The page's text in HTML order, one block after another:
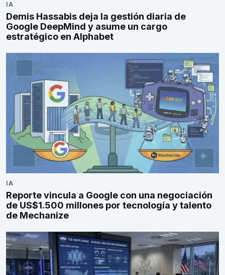
IA
Demis Hassabis deja la gestión diaria de
Google DeepMind y asume un cargo
estratégico en Alphabet
IA
Reporte vincula a Google con una negociación
de US$1.500 millones por tecnología y talento
de Mechanize